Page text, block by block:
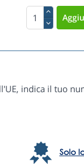
indica il tuo
Solo